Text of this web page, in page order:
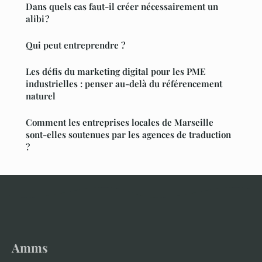
Dans quels cas faut-il créer nécessairement un
alibi ?
Qui peut entreprendre ?
Les défis du marketing digital pour les PME
industrielles : penser au-delà du référencement
naturel
Comment les entreprises locales de Marseille
sont-elles soutenues par les agences de traduction
?
Amms